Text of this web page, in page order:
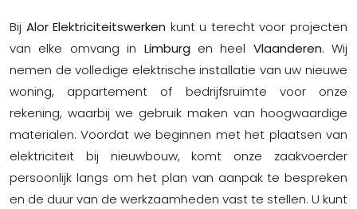
Bij Alor Elektriciteitswerken kunt u terecht voor projecten
van elke omvang in Limburg en heel Vlaanderen. Wij
nemen de volledige elektrische installatie van uw nieuwe
woning, appartement of bedrijfsruimte voor onze
rekening, waarbij we gebruik maken van hoogwaardige
materialen. Voordat we beginnen met het plaatsen van
elektriciteit bij nieuwbouw, komt onze zaakvoerder
persoonlijk langs om het plan van aanpak te bespreken
en de duur van de werkzaamheden vast te stellen. U kunt